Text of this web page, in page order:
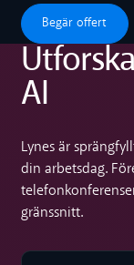
Begär offert
Begär offert
AI
Lynes är
din arbetsdag.
gränssnitt.